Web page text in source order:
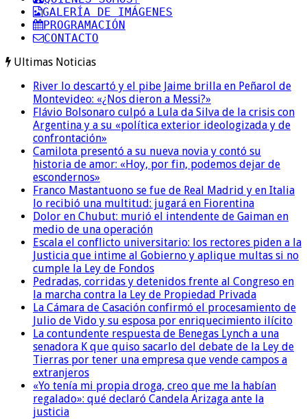
GALERÍA DE IMÁGENES
PROGRAMACIÓN
CONTACTO
Ultimas Noticias
River lo descartó y el pibe Jaime brilla en Peñarol de
Montevideo: «¿Nos dieron a Messi?»
Flávio Bolsonaro culpó a Lula da Silva de la crisis con
Argentina y a su «política exterior ideologizada y de
confrontación»
Camilota presentó a su nueva novia y contó su
historia de amor: «Hoy, por fin, podemos dejar de
escondernos»
Franco Mastantuono se fue de Real Madrid y en Italia
lo recibió una multitud: jugará en Fiorentina
Dolor en Chubut: murió el intendente de Gaiman en
medio de una operación
Escala el conflicto universitario: los rectores piden a la
Justicia que intime al Gobierno y aplique multas si no
cumple la Ley de Fondos
Pedradas, corridas y detenidos frente al Congreso en
la marcha contra la Ley de Propiedad Privada
La Cámara de Casación confirmó el procesamiento de
Julio de Vido y su esposa por enriquecimiento ilícito
La contundente respuesta de Benegas Lynch a una
senadora K que quiso sacarlo del debate de la Ley de
Tierras por tener una empresa que vende campos a
extranjeros
«Yo tenía mi propia droga, creo que me la habían
regalado»: qué declaró Candela Arizaga ante la
justicia